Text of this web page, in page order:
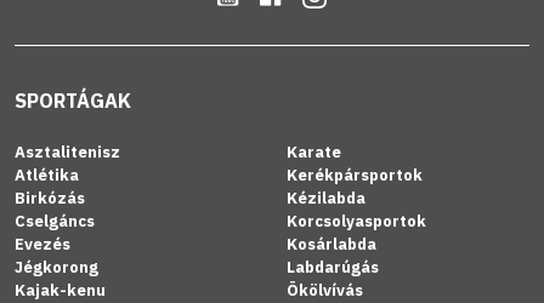
SPORTÁGAK
Asztalitenisz
Atlétika
Birkózás
Cselgáncs
Evezés
Jégkorong
Kajak-kenu
Karate
Kerékpársportok
Kézilabda
Korcsolyasportok
Kosárlabda
Labdarúgás
Ökölvívás